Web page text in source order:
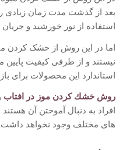
بعد از گذشت مدت زمان زیادی
استفاده از نور خورشید و
اما در این روش از خشک کردن
نیستند و از طرفی کیفیت
استاندارد این محصولات
روش خشك كردن موز در افتاب
افراد به دنبال آموختن آن
های مختلف وجود نخواهد داشت